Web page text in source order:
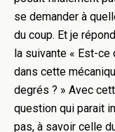
se demander à
du coup. Et je
la suivante « Est-ce
dans cette
degrés ? » Avec
question qui parait
pas, à savoir celle